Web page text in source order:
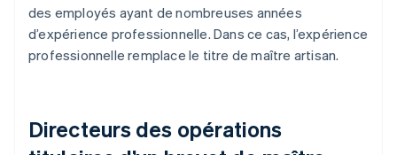
des employés ayant de nombreuses années
d’expérience professionnelle. Dans ce cas, l’expérience
professionnelle remplace le titre de maître artisan.
Directeurs des opérations